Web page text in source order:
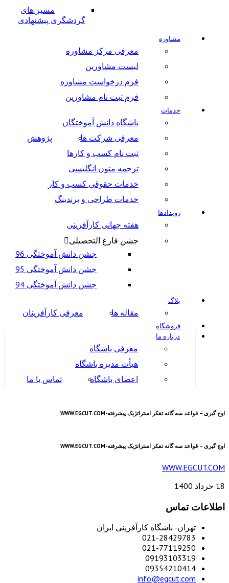
مسیر های
گردشگری پیشنهادی
مشاوره
معرفی مرکز مشاوره
لیست مشاورین
فرم درخواست مشاوره
فرم ثبت نام مشاورین
خدمات
باشگاه دانش آموختگان
معرفی شرکت ها
پژوهش
ثبت نام کسب و کارها
ترجمه متون انگلیسی
خدمات حقوقی کسب و کار
خدمات طراحی و برندینگ
رویدادها
هفته جهانی کارآفرینی
جشن فارغ التحصیلی
جشن دانش آموختگی 96
جشن دانش آموختگی 95
جشن دانش آموختگی 94
بلاگ
مقاله ها معرفی کارآفرینان
فروشگاه
درباره ما
معرفی باشگاه
هیأت مدیره باشگاه
اعضای باشگاه
تماس با ما
اوج گیری – قواعد سه گانه تفکر استراتژیک پیشرفته-WWW.EGCUT.COM
اوج گیری – قواعد سه گانه تفکر استراتژیک پیشرفته-WWW.EGCUT.COM
WWW.EGCUT.COM
18 خرداد 1400
اطلاعات تماس
تهران- باشگاه کارآفرینی ایران
021-28429783
021-77119250
09193103319
09354210414
info@egcut.com